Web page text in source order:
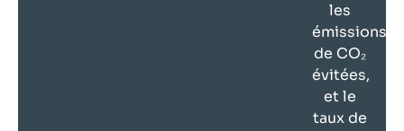
les
émissions
de CO₂
évitées,
et le
taux de